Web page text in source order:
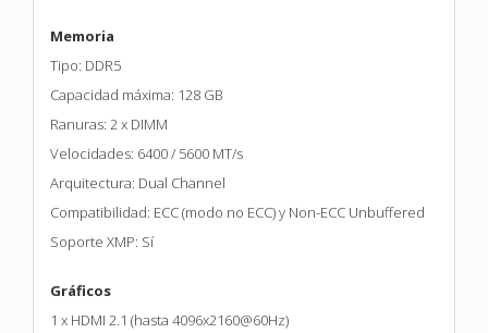
Memoria
Tipo: DDR5
Capacidad máxima: 128 GB
Ranuras: 2 x DIMM
Velocidades: 6400 / 5600 MT/s
Arquitectura: Dual Channel
Compatibilidad: ECC (modo no ECC) y Non-ECC Unbuffered
Soporte XMP: Sí
Gráficos
1 x HDMI 2.1 (hasta 4096x2160@60Hz)